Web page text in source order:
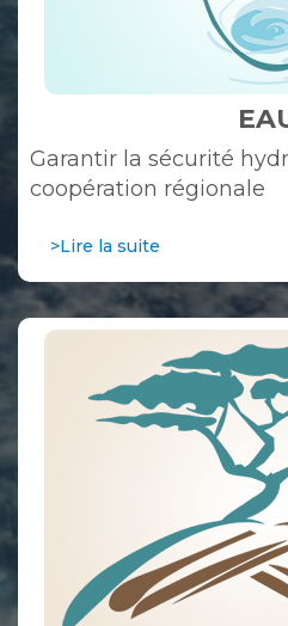
Garantir la sécurité
coopération régionale
>Lire la suite